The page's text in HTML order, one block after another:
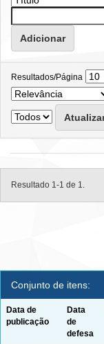
Resultados/Página
Resultado 1-1 de 1.
Conjunto de itens:
Data de
publicação
Data
de
defesa